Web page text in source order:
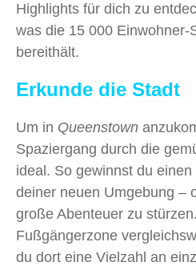
Highlights für dich zu
was die 15 000
bereithält.
Erkunde die Stadt
Um in Queenstown
Spaziergang durch die
ideal. So gewinnst du
deiner neuen Umgebung –
große Abenteuer zu
Fußgängerzone
du dort eine Vielzahl an